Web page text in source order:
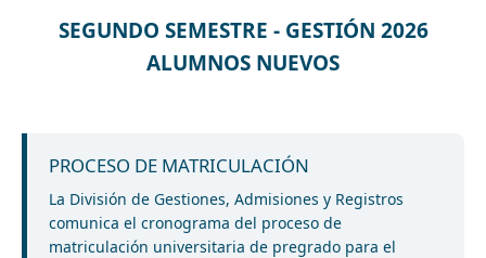
SEGUNDO SEMESTRE - GESTIÓN 2026
ALUMNOS NUEVOS
PROCESO DE MATRICULACIÓN
La División de Gestiones, Admisiones y Registros
comunica el cronograma del proceso de
matriculación universitaria de pregrado para el